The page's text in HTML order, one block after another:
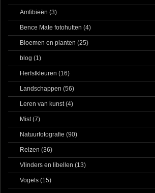
Amfibieën (3)
Bence Mate fotohutten (4)
Bloemen en planten (25)
blog (1)
Herfstkleuren (16)
Landschappen (56)
Leren van kunst(4)
Mist(7)
Natuurfotografie (90)
Reizen (36)
Vlinders en libellen (13)
Vogels (15)